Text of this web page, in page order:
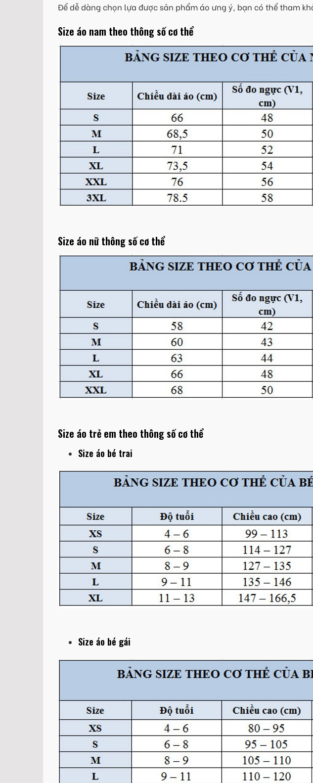
Để dễ dàng chọn lựa được sản phẩm áo ưng ý, bạn có thể tham
Size áo nam theo thông số cơ thể
Size áo nữ thông số cơ thể
Size áo trẻ em theo thông số cơ thể
Size áo bé trai
Size áo bé gái